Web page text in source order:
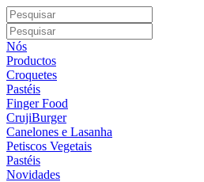
Nós
Productos
Croquetes
Pastéis
Finger Food
CrujiBurger
Canelones e Lasanha
Petiscos Vegetais
Pastéis
Novidades